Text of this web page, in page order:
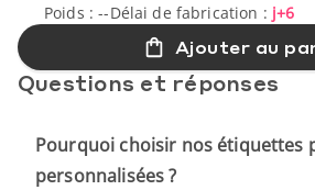
Poids :--Délai de fabrication : j+6
Ajouter au
Questions et réponses
Pourquoi choisir nos étiquettes
personnalisées ?